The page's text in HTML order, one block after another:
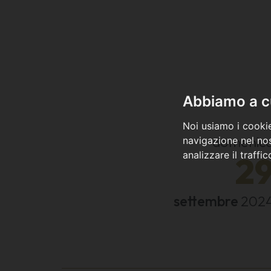
Abbiamo a
Noi usiamo i
navigazione nel
analizzare il
settembre